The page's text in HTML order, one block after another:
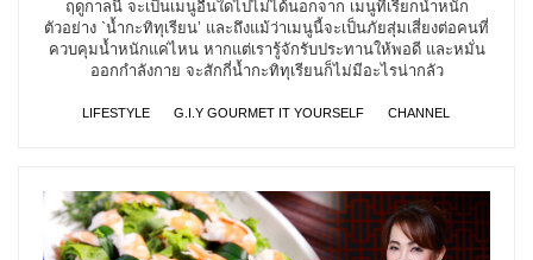
ฤดูกาลนี้ จะเป็นเมนูอื่นใดไปไม่ได้นอกจาก เมนูที่เรียกน้ำหนัก
ตัวอย่าง `น้ำกะทิทุเรียน’ และถึงแม้ว่าเมนูนี้จะเป็นภัยสุ่มเสี่ยงต่อคนที่
ควบคุมน้ำหนักแค่ไหน หากแต่เรารู้จักรับประทานให้พอดี และหมั่น
ออกกำลังกาย จะสักกี่น้ำกะทิทุเรียนก็ไม่มีอะไรน่ากลัว
LIFESTYLE G.I.Y GOURMET IT YOURSELF CHANNEL